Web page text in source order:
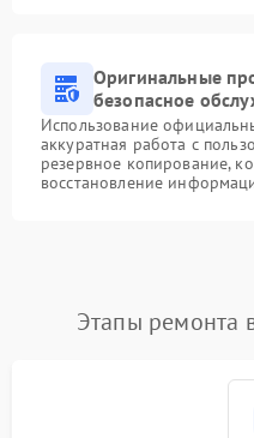
Оригинальные
безопасное
Использование
аккуратная работа с
резервное копирование,
восстановление
Этапы ремонта